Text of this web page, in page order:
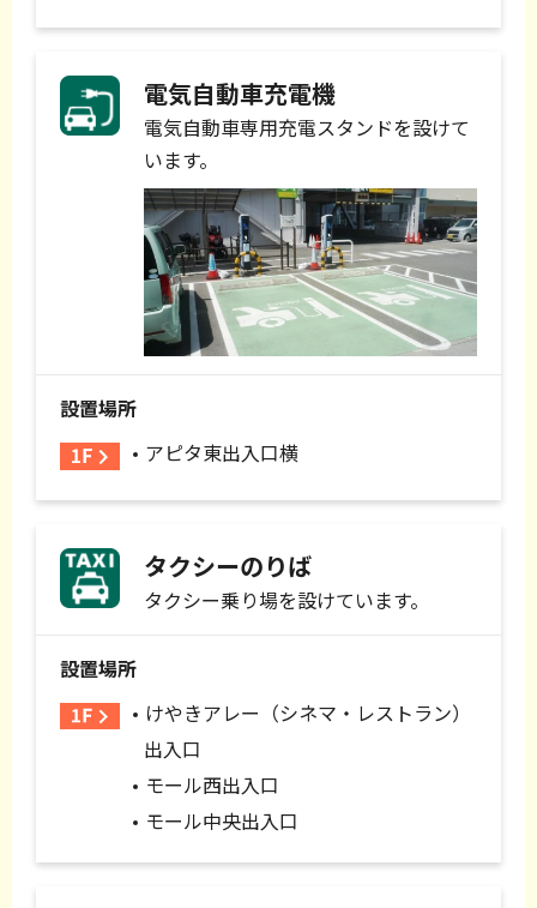
電気自動車充電機
電気自動車専用充電スタンドを設けて
います。
設置場所
アピタ東出入口横
タクシーのりば
タクシー乗り場を設けています。
設置場所
けやきアレー（シネマ・レストラン）
出入口
モール西出入口
モール中央出入口